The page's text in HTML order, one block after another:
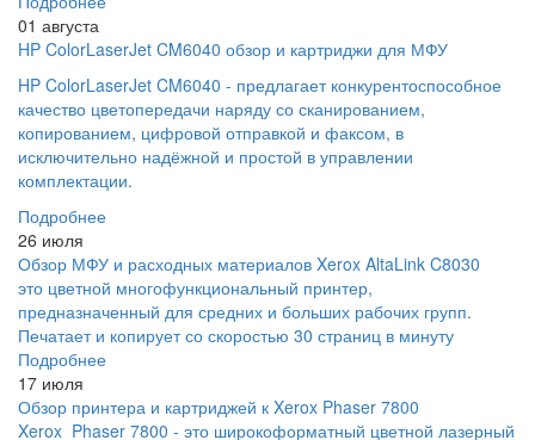
01 августа
HP ColorLaserJet CM6040 обзор и картриджи для МФУ
HP ColorLaserJet CM6040 - предлагает конкурентоспособное
качество цветопередачи наряду со сканированием,
копированием, цифровой отправкой и факсом, в
исключительно надёжной и простой в управлении
комплектации.
Подробнее
26 июля
Обзор МФУ и расходных материалов Xerox AltaLink C8030
это цветной многофункциональный принтер,
предназначенный для средних и больших рабочих групп.
Печатает и копирует со скоростью 30 страниц в минуту
Подробнее
17 июля
Обзор принтера и картриджей к Xerox Phaser 7800
Xerox Phaser 7800 - это широкоформатный цветной лазерный